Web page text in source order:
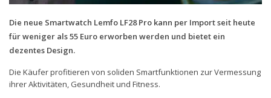
Prepaid-Tarife
Datentarife
Flatrate-Prepaidtarife
Mobilfunk-Vergleichsrechner
Mobilfunk-Tarifrechner
Die neue Smartwatch Lemfo LF28 Pro kann per Import seit heute
für weniger als 55 Euro erworben werden und bietet ein
dezentes Design.
Die Käufer profitieren von soliden Smartfunktionen zur Vermessung
ihrer Aktivitäten, Gesundheit und Fitness.